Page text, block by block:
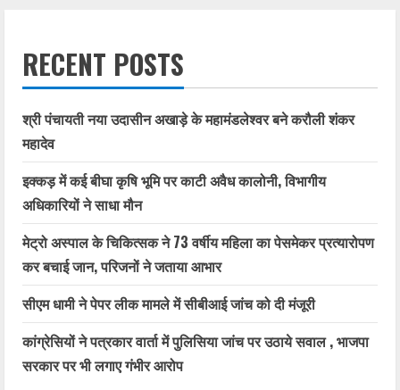
RECENT POSTS
श्री पंचायती नया उदासीन अखाड़े के महामंडलेश्वर बने करौली शंकर
महादेव
इक्कड़ में कई बीघा कृषि भूमि पर काटी अवैध कालोनी, विभागीय
अधिकारियों ने साधा मौन
मेट्रो अस्पाल के चिकित्सक ने 73 वर्षीय महिला का पेसमेकर प्रत्यारोपण
कर बचाई जान, परिजनों ने जताया आभार
सीएम धामी ने पेपर लीक मामले में सीबीआई जांच को दी मंजूरी
कांग्रेसियों ने पत्रकार वार्ता में पुलिसिया जांच पर उठाये सवाल , भाजपा
सरकार पर भी लगाए गंभीर आरोप